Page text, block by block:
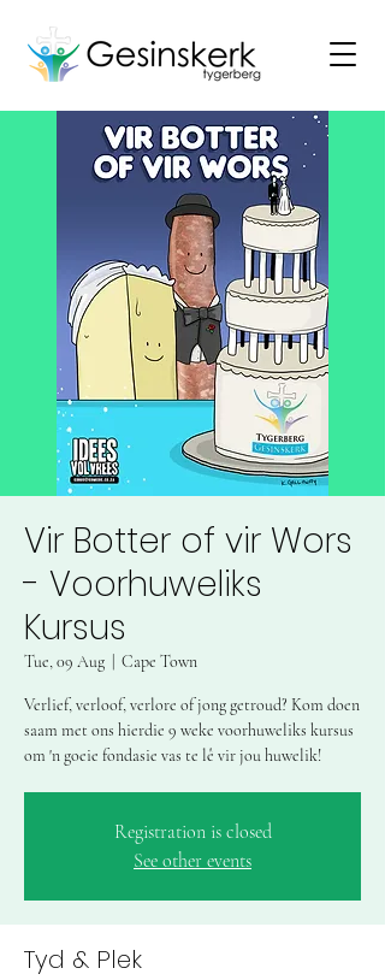
Vir Botter of vir Wors
- Voorhuweliks
Kursus
Tue, 09 Aug Cape Town
Verlief, verloof, verlore of jong getroud? Kom doen
saam met ons hierdie 9 weke voorhuweliks kursus
om 'n goeie fondasie vas te lê vir jou huwelik!
Registration is closed
See other events
Tyd & Plek